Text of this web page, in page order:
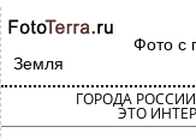
Фото с
Земля
ГОРОДА РОССИИ
ЭТО